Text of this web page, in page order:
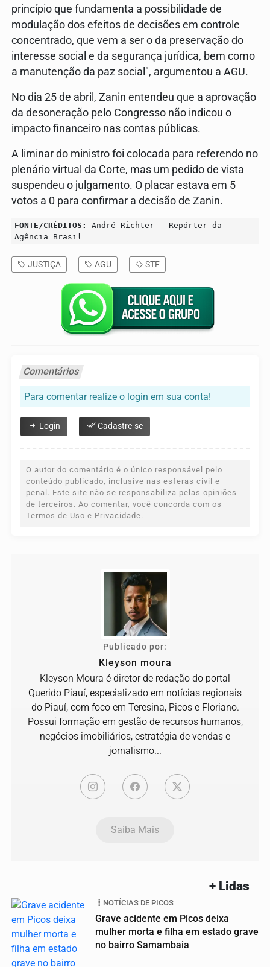
princípio que fundamenta a possibilidade de
modulação dos efeitos de decisões em controle
concentrado, que vem a ser o da preservação do
interesse social e da segurança jurídica, bem como
a manutenção da paz social", argumentou a AGU.
No dia 25 de abril, Zanin entendeu que a aprovação
da desoneração pelo Congresso não indicou o
impacto financeiro nas contas públicas.
A liminar do ministro foi colocada para referendo no
plenário virtual da Corte, mas um pedido de vista
suspendeu o julgamento. O placar estava em 5
votos a 0 para confirmar a decisão de Zanin.
FONTE/CRÉDITOS:
André Richter - Repórter da
Agência Brasil
JUSTIÇA AGU STF
Comentários
Para comentar realize o login em sua conta!
Login Cadastre-se
O autor do comentário é o único responsável pelo
conteúdo publicado, inclusive nas esferas civil e
penal. Este site não se responsabiliza pelas opiniões
de terceiros. Ao comentar, você concorda com os
Termos de Uso e Privacidade.
Publicado por:
Kleyson moura
Kleyson Moura é diretor de redação do portal
Querido Piauí, especializado em notícias regionais
do Piauí, com foco em Teresina, Picos e Floriano.
Possui formação em gestão de recursos humanos,
negócios imobiliários, estratégia de vendas e
jornalismo...
Saiba Mais
+ Lidas
NOTÍCIAS DE PICOS
Grave acidente em Picos deixa
mulher morta e filha em estado grave
no bairro Samambaia